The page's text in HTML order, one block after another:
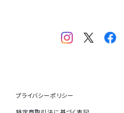
プライバシーポリシー